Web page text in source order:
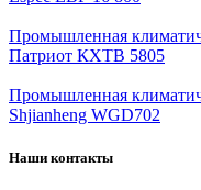
Промышленная
Патриот КХТВ 5805
Промышленная
Shjianheng WGD702
Наши контакты